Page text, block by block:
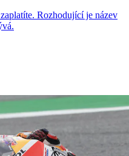
Rozhodující je název